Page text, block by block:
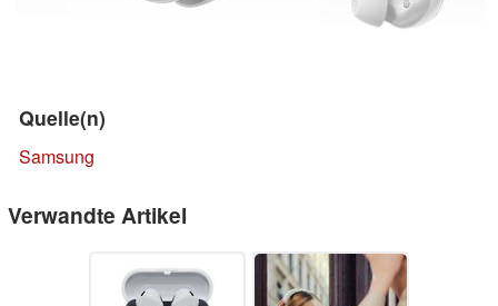
Quelle(n)
Samsung
Verwandte Artikel